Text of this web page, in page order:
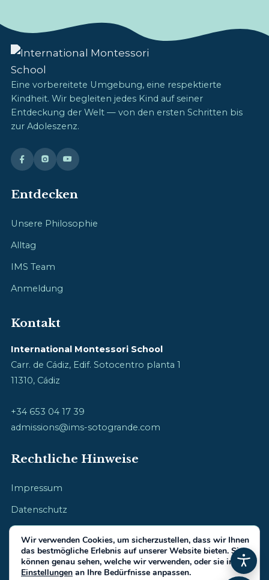
Eine vorbereitete Umgebung, eine respektierte
Kindheit. Wir begleiten jedes Kind auf seiner
Entdeckung der Welt — von den ersten Schritten bis
zur Adoleszenz.
Entdecken
Unsere Philosophie
Alltag
IMS Team
Anmeldung
Kontakt
International Montessori School
Carr. de Cádiz, Edif. Sotocentro planta 1
11310, Cádiz
+34 653 04 17 39
admissions@ims-sotogrande.com
Rechtliche Hinweise
Impressum
Datenschutz
Wir verwenden Cookies, um sicherzustellen, dass wir Ihnen
das bestmögliche Erlebnis auf unserer Website bieten. Sie
können genau sehen, welche wir verwenden, oder sie in den
Einstellungen an Ihre Bedürfnisse anpassen.